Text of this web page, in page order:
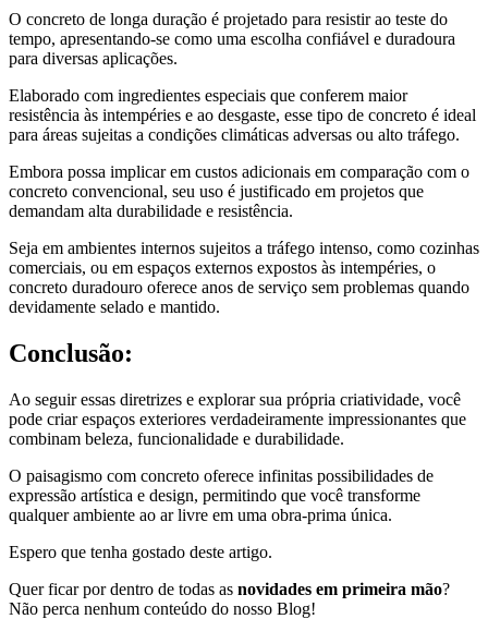
O concreto de longa duração é projetado para resistir ao teste do
tempo, apresentando-se como uma escolha confiável e duradoura
para diversas aplicações.
Elaborado com ingredientes especiais que conferem maior
resistência às intempéries e ao desgaste, esse tipo de concreto é ideal
para áreas sujeitas a condições climáticas adversas ou alto tráfego.
Embora possa implicar em custos adicionais em comparação com o
concreto convencional, seu uso é justificado em projetos que
demandam alta durabilidade e resistência.
Seja em ambientes internos sujeitos a tráfego intenso, como cozinhas
comerciais, ou em espaços externos expostos às intempéries, o
concreto duradouro oferece anos de serviço sem problemas quando
devidamente selado e mantido.
Conclusão:
Ao seguir essas diretrizes e explorar sua própria criatividade, você
pode criar espaços exteriores verdadeiramente impressionantes que
combinam beleza, funcionalidade e durabilidade.
O paisagismo com concreto oferece infinitas possibilidades de
expressão artística e design, permitindo que você transforme
qualquer ambiente ao ar livre em uma obra-prima única.
Espero que tenha gostado deste artigo.
Quer ficar por dentro de todas as novidades em primeira mão?
Não perca nenhum conteúdo do nosso Blog!